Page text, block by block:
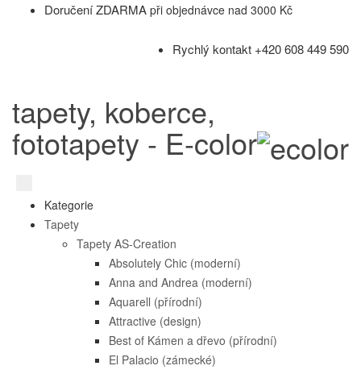
Doručení ZDARMA při objednávce nad 3000 Kč
Rychlý kontakt +420 608 449 590
tapety, koberce,
fototapety - E-color
Kategorie
Tapety
Tapety AS-Creation
Absolutely Chic (moderní)
Anna and Andrea (moderní)
Aquarell (přírodní)
Attractive (design)
Best of Kámen a dřevo (přírodní)
El Palacio (zámecké)